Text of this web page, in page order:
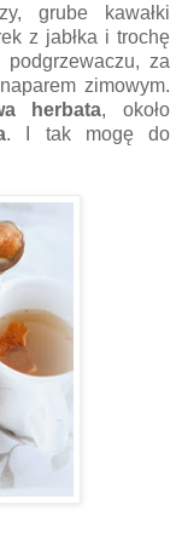
grube kawałki
z jabłka i trochę
za
zimowym.
herbata, około
. I tak mogę do